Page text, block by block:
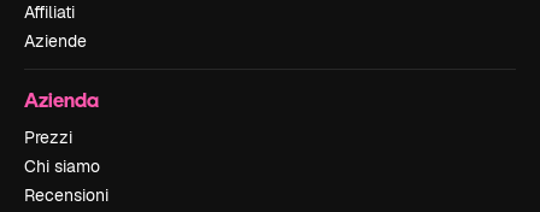
Affiliati
Aziende
Azienda
Prezzi
Chi siamo
Recensioni